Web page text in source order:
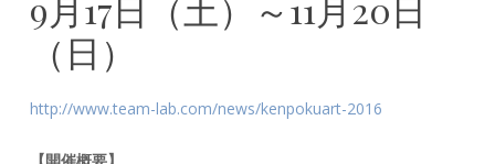
（日）
http://www.team-lab.com/news/kenpokuart-2016